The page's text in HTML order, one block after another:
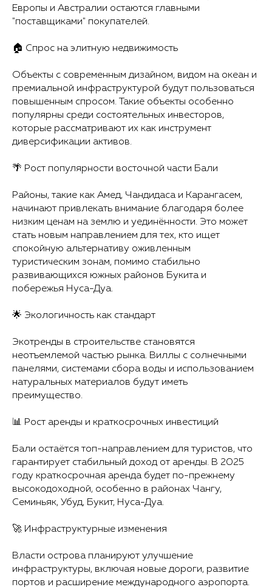
Европы и Австралии остаются главными
"поставщиками" покупателей.
🏠 Спрос на элитную недвижимость
Объекты с современным дизайном, видом на океан и
премиальной инфраструктурой будут пользоваться
повышенным спросом. Такие объекты особенно
популярны среди состоятельных инвесторов,
которые рассматривают их как инструмент
диверсификации активов.
🌴 Рост популярности восточной части Бали
Районы, такие как Амед, Чандидаса и Карангасем,
начинают привлекать внимание благодаря более
низким ценам на землю и уединённости. Это может
стать новым направлением для тех, кто ищет
спокойную альтернативу оживленным
туристическим зонам, помимо стабильно
развивающихся южных районов Букита и
побережья Нуса-Дуа.
🌟 Экологичность как стандарт
Экотренды в строительстве становятся
неотъемлемой частью рынка. Виллы с солнечными
панелями, системами сбора воды и использованием
натуральных материалов будут иметь
преимущество.
📊 Рост аренды и краткосрочных инвестиций
Бали остаётся топ-направлением для туристов, что
гарантирует стабильный доход от аренды. В 2025
году краткосрочная аренда будет по-прежнему
высокодоходной, особенно в районах Чангу,
Семиньяк, Убуд, Букит, Нуса-Дуа.
🚀 Инфраструктурные изменения
Власти острова планируют улучшение
инфраструктуры, включая новые дороги, развитие
портов и расширение международного аэропорта.